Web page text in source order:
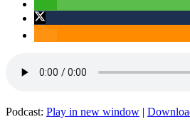
Podcast: Play in new window |